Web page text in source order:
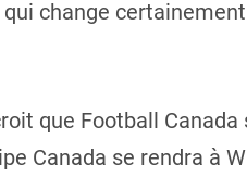
change
que Football Canada
Canada se rendra à